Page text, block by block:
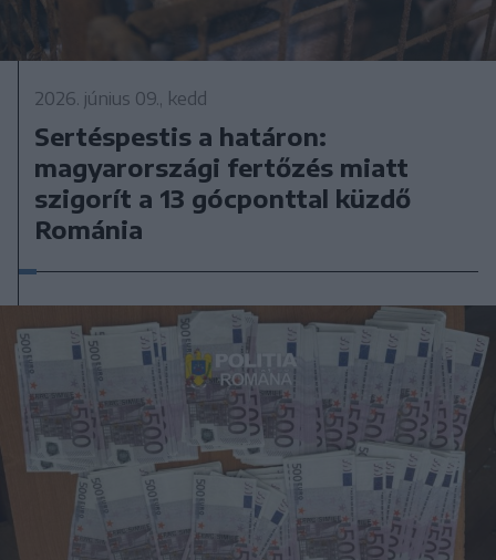
2026. június 09., kedd
Sertéspestis a határon:
magyarországi fertőzés miatt
szigorít a 13 gócponttal küzdő
Románia